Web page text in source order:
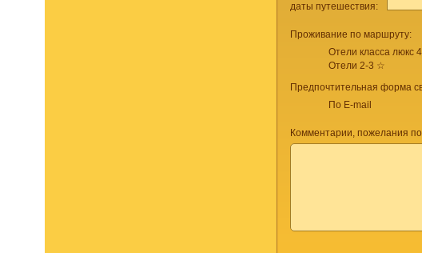
даты путешествия:
Проживание по маршруту:
Отели класса люкс
Отели 2-3 ☆
Предпочтительная форма
По E-mail
Комментарии, пожелания